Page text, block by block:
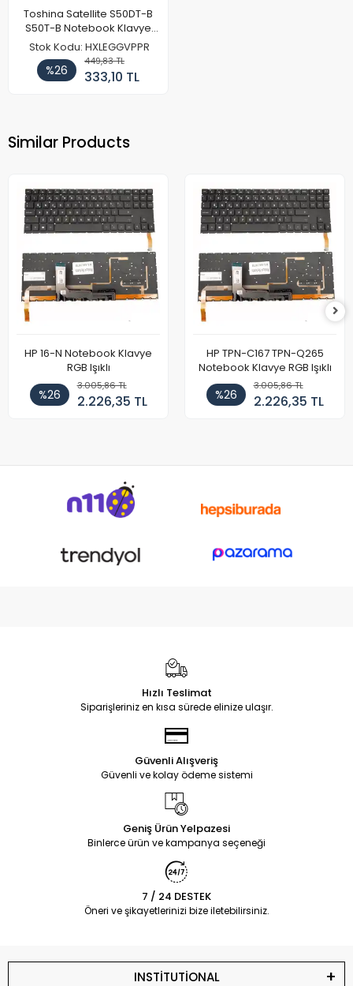
Toshina Satellite S50DT-B
S50T-B Notebook Klavye
Beyaz
Stok Kodu: HXLEGGVPPR
%26
449,83 TL
333,10 TL
Similar Products
HP 16-N Notebook Klavye
RGB Işıklı
%26
3.005,86 TL
2.226,35 TL
HP TPN-C167 TPN-Q265
Notebook Klavye RGB Işıklı
%26
3.005,86 TL
2.226,35 TL
Hızlı Teslimat
Siparişleriniz en kısa sürede elinize ulaşır.
Güvenli Alışveriş
Güvenli ve kolay ödeme sistemi
Geniş Ürün Yelpazesi
Binlerce ürün ve kampanya seçeneği
7 / 24 DESTEK
Öneri ve şikayetlerinizi bize iletebilirsiniz.
INSTİTUTİONAL